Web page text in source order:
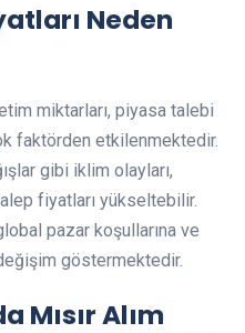
Neden
miktarları, piyasa talebi
faktörden etkilenmektedir.
gibi iklim olayları,
fiyatları yükseltebilir.
pazar koşullarına ve
göstermektedir.
Mısır Alım